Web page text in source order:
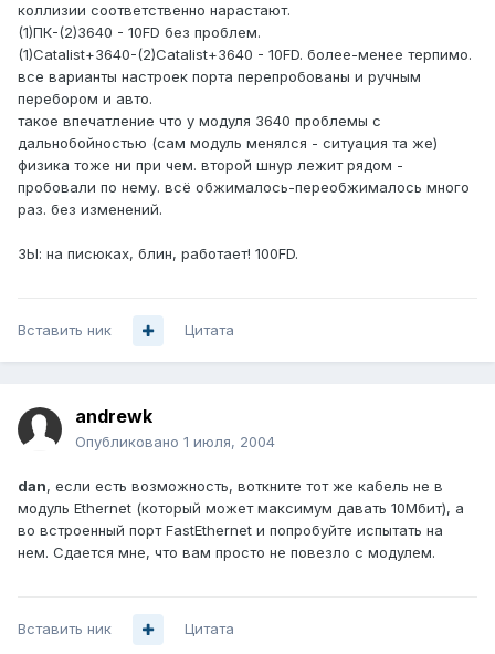
коллизии соответственно нарастают.
(1)ПК-(2)3640 - 10FD без проблем.
(1)Catalist+3640-(2)Catalist+3640 - 10FD. более-менее терпимо.
все варианты настроек порта перепробованы и ручным
перебором и авто.
такое впечатление что у модуля 3640 проблемы с
дальнобойностью (сам модуль менялся - ситуация та же)
физика тоже ни при чем. второй шнур лежит рядом -
пробовали по нему. всё обжималось-переобжималось много
раз. без изменений.
ЗЫ: на писюках, блин, работает! 100FD.
Вставить ник Цитата
andrewk
Опубликовано 1 июля, 2004
dan, если есть возможность, воткните тот же кабель не в
модуль Ethernet (который может максимум давать 10Мбит), а
во встроенный порт FastEthernet и попробуйте испытать на
нем. Сдается мне, что вам просто не повезло с модулем.
Вставить ник Цитата